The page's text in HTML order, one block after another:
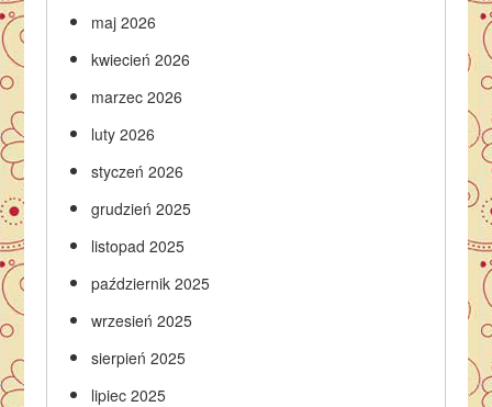
maj 2026
kwiecień 2026
marzec 2026
luty 2026
styczeń 2026
grudzień 2025
listopad 2025
październik 2025
wrzesień 2025
sierpień 2025
lipiec 2025